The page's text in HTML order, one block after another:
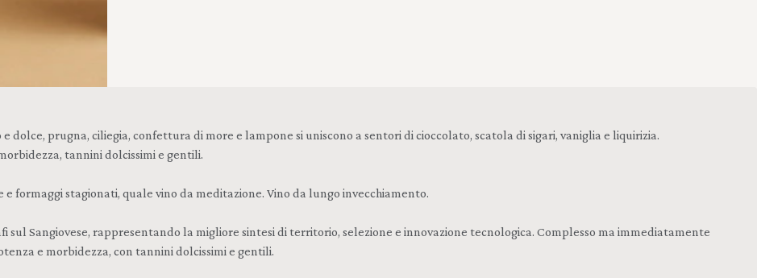
prugna, ciliegia, confettura di more e lampone si uniscono a sentori di cioccolato, scatola di sigari, vaniglia e liquirizia.
tannini dolcissimi e gentili.
formaggi stagionati, quale vino da meditazione. Vino da lungo invecchiamento.
sul Sangiovese, rappresentando la migliore sintesi di territorio, selezione e innovazione tecnologica. Complesso ma immediatamente
e morbidezza, con tannini dolcissimi e gentili.